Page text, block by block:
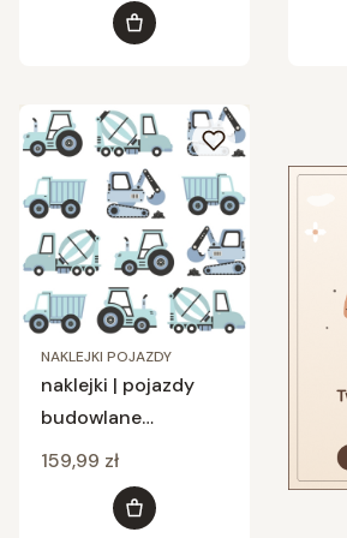
Do koszyka
NAKLEJKI POJAZDY
naklejki | pojazdy
budowlane
niebieskie
Cena
159,99 zł
Do koszyka